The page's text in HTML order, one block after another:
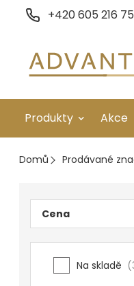
+420 605 216
Produkty
Galvanické
Stopkové rotační
Ruční nářadí
Strojní obrábění
Akce
Domů Prodávané
panel
Cena
Na skladě